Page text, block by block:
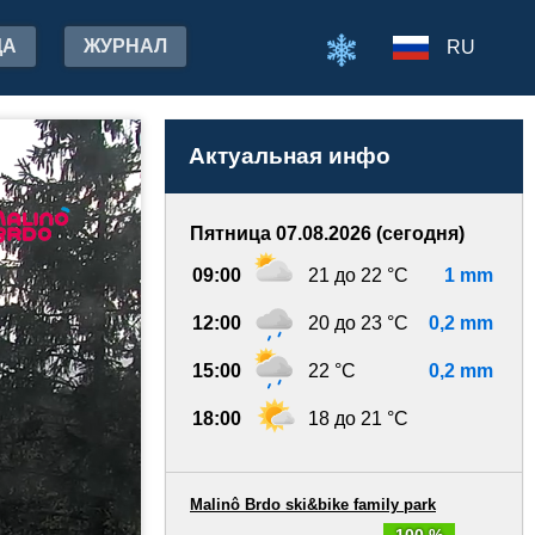
ЖУРНАЛ RU
Актуальная инфо
Пятница 07.08.2026 (сегодня)
09:00 21 до 22 °C 1 mm
12:00 20 до 23 °C 0,2 mm
15:00 22 °C 0,2 mm
18:00 18 до 21 °C
Malinô Brdo ski&bike family park